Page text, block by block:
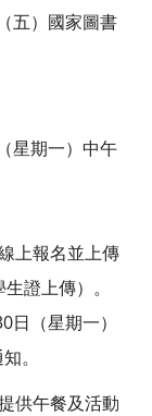
五）國家圖書
星期一）中午
上報名並上傳
證上傳）。
（星期一）
。
供午餐及活動